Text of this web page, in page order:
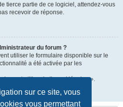
sur ce site, vous
vous permettant
tierce partie de ce logiciel, attendez-vous
recevoir de réponse.
du forum ?
utiliser le formulaire disponible sur le
a été activée par les
utiliser le lien « L’équipe ».